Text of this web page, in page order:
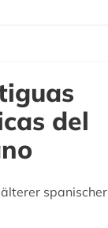
del
spanischer